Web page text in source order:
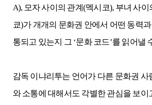
A), 모자 사이의 관계(멕시코), 부녀 사이
쿄)가 개개의 문화권 안에서 어떤 동력
통되고 있는지 그 ‘문화 코드’를 읽어낼
감독 이냐리투는 언어가 다른 문화권 사
와 소통에 대해서도 각별한 관심을 보이